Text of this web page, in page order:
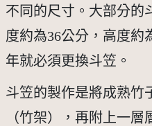
不同的尺寸。大部分的
度約為36公分，高度約
年就必須更換斗笠。
斗笠的製作是將成熟竹
（竹架），再附上一